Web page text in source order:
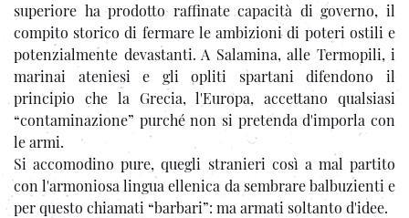
superiore ha prodotto raffinate capacità di governo, il
compito storico di fermare le ambizioni di poteri ostili e
potenzialmente devastanti. A Salamina, alle Termopili, i
marinai ateniesi e gli opliti spartani difendono il
principio che la Grecia, l'Europa, accettano qualsiasi
“contaminazione” purché non si pretenda d'imporla con
le armi.
Si accomodino pure, quegli stranieri così a mal partito
con l'armoniosa lingua ellenica da sembrare balbuzienti e
per questo chiamati “barbari”: ma armati soltanto d'idee.